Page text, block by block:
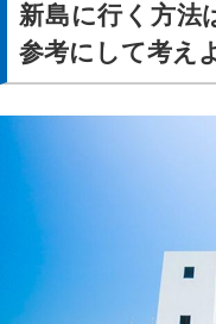
新島に行く方法
参考にして考え